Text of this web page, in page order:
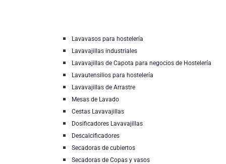
Lavavasos para hostelería
Lavavajillas industriales
Lavavajillas de Capota para negocios de Hostelería
Lavautensilios para hostelería
Lavavajillas de Arrastre
Mesas de Lavado
Cestas Lavavajillas
Dosificadores Lavavajillas
Descalcificadores
Secadoras de cubiertos
Secadoras de Copas y vasos